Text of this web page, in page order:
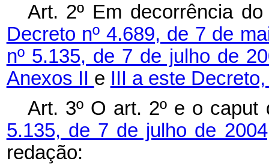
Art. 2º Em decorrência
Decreto nº 4.689, de 7 de
nº 5.135, de 7 de julho de
Anexos II e III a este
Art. 3º O art. 2º e o
5.135, de 7 de julho de
redação: